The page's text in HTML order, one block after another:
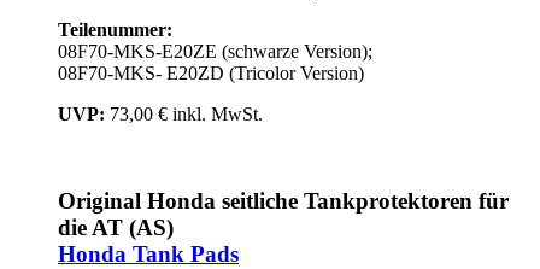
Teilenummer:
08F70-MKS-E20ZE (schwarze Version);
08F70-MKS- E20ZD (Tricolor Version)
UVP: 73,00 € inkl. MwSt.
Original Honda seitliche Tankprotektoren für
die AT (AS)
Honda Tank Pads